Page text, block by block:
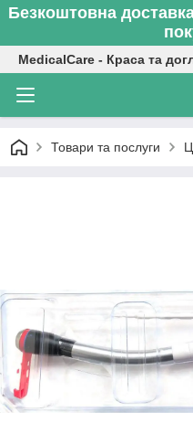
Безкоштовна
MedicalCare - Краса та
Товари та послуги